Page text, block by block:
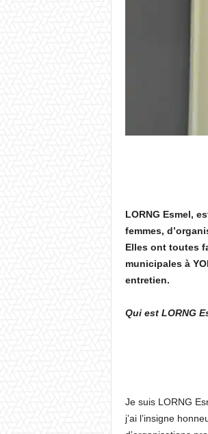
LORNG Esmel,
femmes,
Elles ont toutes
municipales à
entretien.
Qui est LORNG
Je suis LORNG
j’ai l’insigne